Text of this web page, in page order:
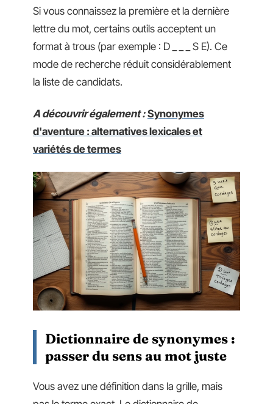
Si vous connaissez la première et la dernière
lettre du mot, certains outils acceptent un
format à trous (par exemple : D _ _ _ S E). Ce
mode de recherche réduit considérablement
la liste de candidats.
A découvrir également : Synonymes
d'aventure : alternatives lexicales et
variétés de termes
Dictionnaire de synonymes :
passer du sens au mot juste
Vous avez une définition dans la grille, mais